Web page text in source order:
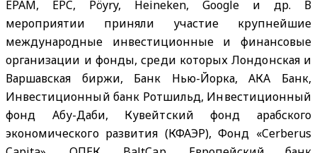
EPAM, EPC, Pöyry, Heineken, Google и др. В
мероприятии приняли участие крупнейшие
международные инвестиционные и финансовые
организации и фонды, среди которых Лондонская и
Варшавская биржи, Банк Нью-Йорка, АКА Банк,
Инвестиционный банк Ротшильд, Инвестиционный
фонд Абу-Даби, Кувейтский фонд арабского
экономического развития (КФАЭР), Фонд «Cerberus